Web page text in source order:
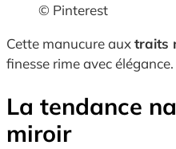
© Pinterest
Cette manucure auxtraits
finesse rime avec élégance.
La tendance
miroir